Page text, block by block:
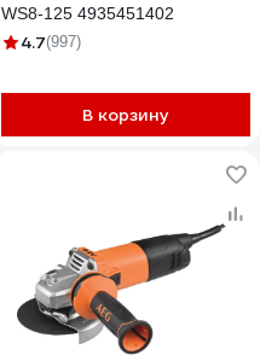
WS8-125 4935451402
4.7(997)
В корзину